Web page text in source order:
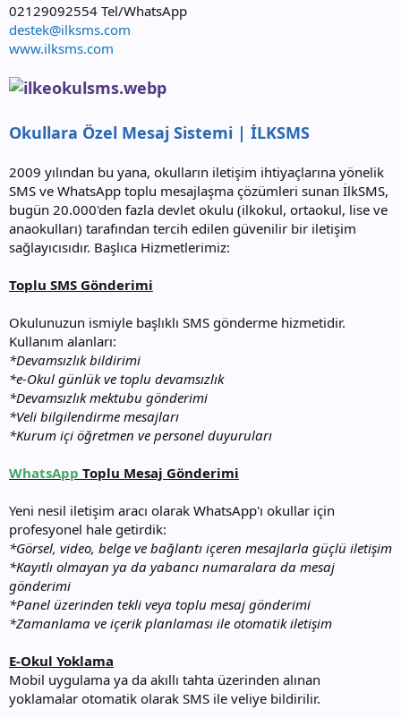
02129092554 Tel/WhatsApp
destek@ilksms.com
www.ilksms.com
Okullara Özel Mesaj Sistemi | İLKSMS
2009 yılından bu yana, okulların iletişim ihtiyaçlarına yönelik
SMS ve WhatsApp toplu mesajlaşma çözümleri sunan İlkSMS,
bugün 20.000'den fazla devlet okulu (ilkokul, ortaokul, lise ve
anaokulları) tarafından tercih edilen güvenilir bir iletişim
sağlayıcısıdır. Başlıca Hizmetlerimiz:
Toplu SMS Gönderimi
Okulunuzun ismiyle başlıklı SMS gönderme hizmetidir.
Kullanım alanları:
*Devamsızlık bildirimi
*e-Okul günlük ve toplu devamsızlık
*Devamsızlık mektubu gönderimi
*Veli bilgilendirme mesajları
*Kurum içi öğretmen ve personel duyuruları
WhatsApp Toplu Mesaj Gönderimi
Yeni nesil iletişim aracı olarak WhatsApp'ı okullar için
profesyonel hale getirdik:
*Görsel, video, belge ve bağlantı içeren mesajlarla güçlü iletişim
*Kayıtlı olmayan ya da yabancı numaralara da mesaj
gönderimi
*Panel üzerinden tekli veya toplu mesaj gönderimi
*Zamanlama ve içerik planlaması ile otomatik iletişim
E-Okul Yoklama
Mobil uygulama ya da akıllı tahta üzerinden alınan
yoklamalar otomatik olarak SMS ile veliye bildirilir.